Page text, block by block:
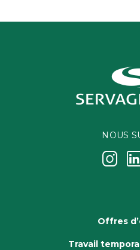
NOUS
j k
Offres
Travail